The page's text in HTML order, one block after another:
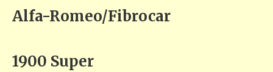
Alfa-Romeo/Fibrocar
1900 Super